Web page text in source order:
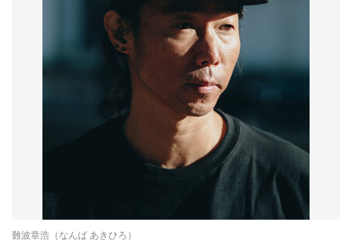
難波章浩（なんば あきひろ）